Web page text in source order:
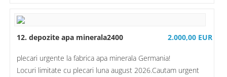
12. depozite apa minerala2400 2.000,00 EUR
plecari urgente la fabrica apa minerala Germania!
Locuri limitate cu plecari luna august 2026.Cautam urgent